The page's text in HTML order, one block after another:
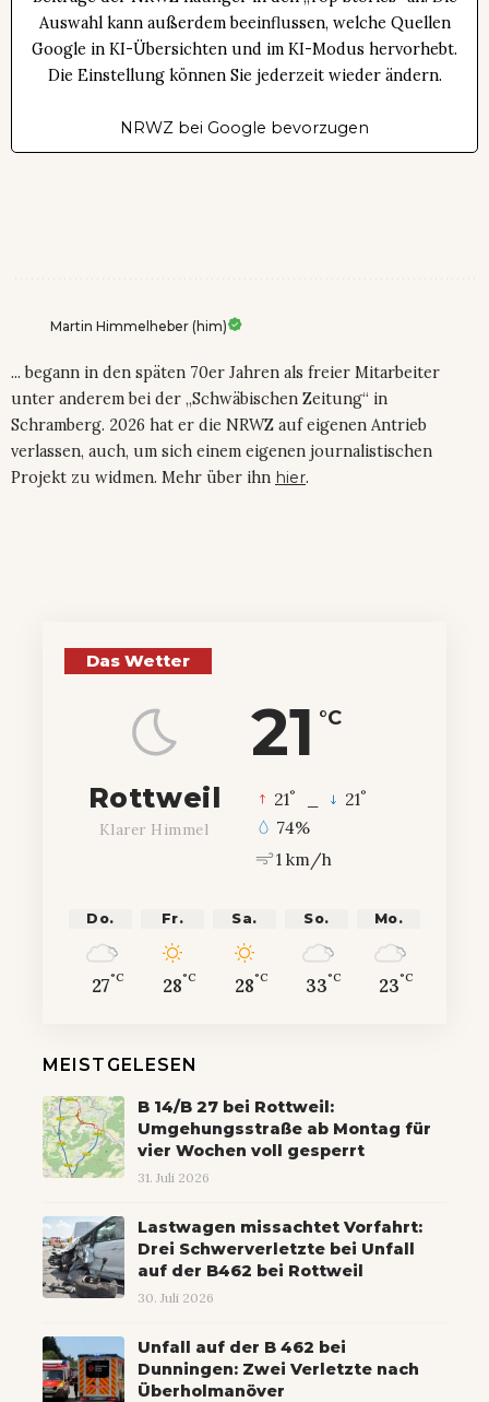
Auswahl kann außerdem beeinflussen, welche Quellen
Google in KI-Übersichten und im KI-Modus hervorhebt.
Die Einstellung können Sie jederzeit wieder ändern.
NRWZ bei Google bevorzugen
Martin Himmelheber (him)
... begann in den späten 70er Jahren als freier Mitarbeiter
unter anderem bei der „Schwäbischen Zeitung“ in
Schramberg. 2026 hat er die NRWZ auf eigenen Antrieb
verlassen, auch, um sich einem eigenen journalistischen
Projekt zu widmen. Mehr über ihn hier.
Das Wetter
21 °C
Rottweil
Klarer Himmel
21° 21°
74%
1 km/h
Do.
27°C
Fr.
28°C
Sa.
28°C
So.
33°C
Mo.
23°C
MEISTGELESEN
B 14/B 27 bei Rottweil:
Umgehungsstraße ab Montag für
vier Wochen voll gesperrt
31. Juli 2026
Lastwagen missachtet Vorfahrt:
Drei Schwerverletzte bei Unfall
auf der B462 bei Rottweil
30. Juli 2026
Unfall auf der B 462 bei
Dunningen: Zwei Verletzte nach
Überholmanöver